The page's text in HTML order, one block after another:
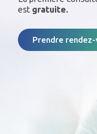
est gratuite.
Prendre rendez-